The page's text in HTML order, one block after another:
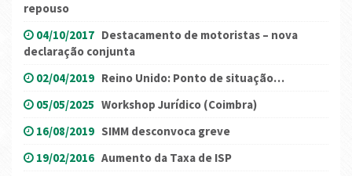
repouso
04/10/2017 Destacamento de motoristas – nova
declaração conjunta
02/04/2019 Reino Unido: Ponto de situação…
05/05/2025 Workshop Jurídico (Coimbra)
16/08/2019 SIMM desconvoca greve
19/02/2016 Aumento da Taxa de ISP